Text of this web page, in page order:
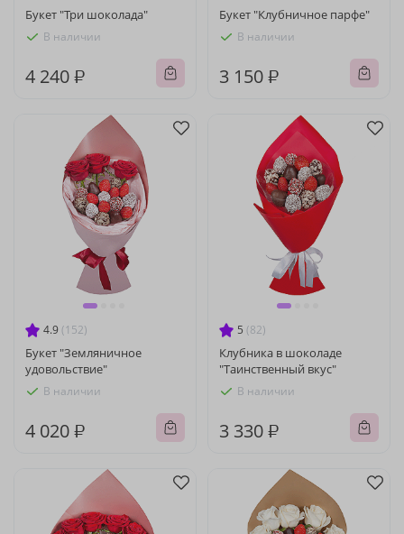
Букет "Три шоколада"
В наличии
4 240 ₽
Букет "Клубничное парфе"
В наличии
3 150 ₽
4.9 (152)
Букет "Земляничное
удовольствие"
В наличии
4 020 ₽
5 (82)
Клубника в шоколаде
"Таинственный вкус"
В наличии
3 330 ₽